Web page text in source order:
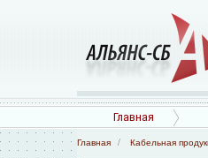
Главная
Главная Кабельная